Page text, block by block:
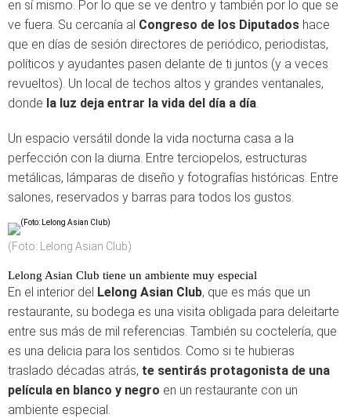
en sí mismo. Por lo que se ve dentro y también por lo que se
ve fuera. Su cercanía al Congreso de los Diputados hace
que en días de sesión directores de periódico, periodistas,
políticos y ayudantes pasen delante de ti juntos (y a veces
revueltos). Un local de techos altos y grandes ventanales,
donde la luz deja entrar la vida del día a día.
Un espacio versátil donde la vida nocturna casa a la
perfección con la diurna. Entre terciopelos, estructuras
metálicas, lámparas de diseño y fotografías históricas. Entre
salones, reservados y barras para todos los gustos.
(Foto: Lelong Asian Club)
Lelong Asian Club tiene un ambiente muy especial
En el interior del Lelong Asian Club, que es más que un
restaurante, su bodega es una visita obligada para deleitarte
entre sus más de mil referencias. También su coctelería, que
es una delicia para los sentidos. Como si te hubieras
traslado décadas atrás, te sentirás protagonista de una
película en blanco y negro en un restaurante con un
ambiente especial.